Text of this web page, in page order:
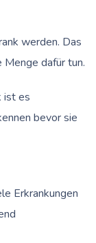
werden. Das
Menge dafür tun.
ist es
bevor sie
Erkrankungen